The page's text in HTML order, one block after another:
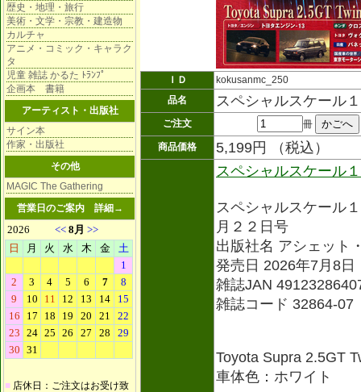
歴史・地理・旅行
美術・文学・宗教・建造物
カルチャ
アニメ・コミック・キャラク
タ
児童 雑誌 かるた ﾄﾗﾝﾌﾟ
企画本 書籍
アーティスト・出版社
サイン本
作家・出版社
その他
MAGIC The Gathering
営業日のご案内 詳細→
■ 店休日：ご注文はお受け致
ＩＤ
kokusanmc_250
品名
スペシャルスケール
ご注文
冊
商品価格
5,199円 （税込）
スペシャルスケール
スペシャルスケール
月２２日号
出版社名 アシェット
発売日 2026年7月8日
雑誌JAN
雑誌コード 32864-07
Toyota Supra 2.5GT
車体色：ホワイト